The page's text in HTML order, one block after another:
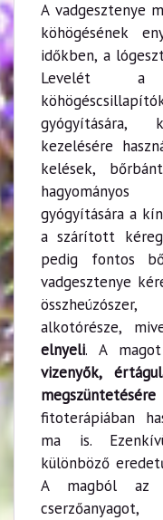
A vadgesztenye
köhögésének
időkben, a
Levelét a
gyógyítására,
kezelésére
kelések,
hagyományos
gyógyítására a
a szárított
pedig fontos
vadgesztenye
alkotórésze,
elnyeli. A
vizenyők,
megszüntetésére
fitoterápiában
ma is.
különböző
A magból az